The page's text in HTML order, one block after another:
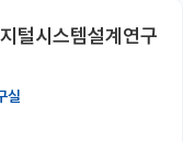
털시스템설계연구
실